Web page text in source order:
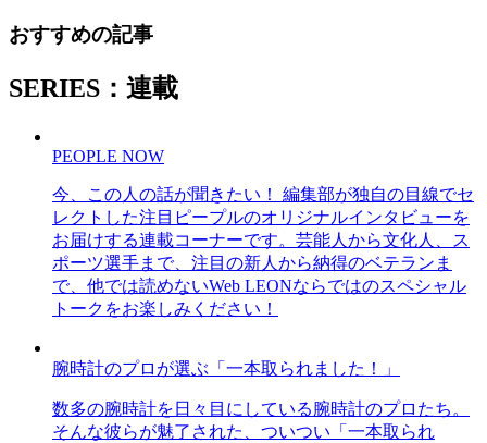
おすすめの記事
SERIES：連載
PEOPLE NOW
今、この人の話が聞きたい！ 編集部が独自の目線でセ
レクトした注目ピープルのオリジナルインタビューを
お届けする連載コーナーです。芸能人から文化人、ス
ポーツ選手まで、注目の新人から納得のベテランま
で、他では読めないWeb LEONならではのスペシャル
トークをお楽しみください！
腕時計のプロが選ぶ「一本取られました！」
数多の腕時計を日々目にしている腕時計のプロたち。
そんな彼らが魅了された、ついつい「一本取られ